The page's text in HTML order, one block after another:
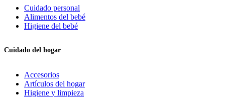
Cuidado personal
Alimentos del bebé
Higiene del bebé
Cuidado del hogar
Accesorios
Artículos del hogar
Higiene y limpieza